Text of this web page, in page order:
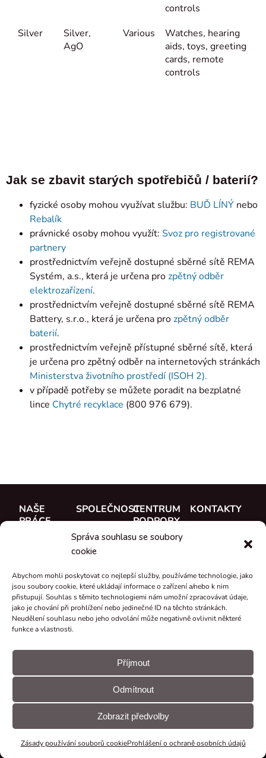
Správa souhlasu se soubory
cookie
Abychom mohli poskytovat co nejlepší služby, používáme technologie, jako
jsou soubory cookie, které ukládají informace o zařízení a/nebo k nim
přistupují. Souhlas s těmito technologiemi nám umožní zpracovávat údaje,
jako je chování při prohlížení nebo jedinečné ID na těchto stránkách.
Neudělení souhlasu nebo jeho odvolání může negativně ovlivnit některé
funkce a vlastnosti.
Příjmout
Odmítnout
Zobrazit předvolby
Zásady používání souborů cookieProhlášení o ochraně osobních údajů
controls
Silver
Silver,
AgO
Various
Watches, hearing
aids, toys, greeting
cards, remote
controls
Jak se zbavit starých spotřebičů / baterií?
fyzické osoby mohou využívat službu: BUĎ LÍNÝ nebo
Rebalík
právnické osoby mohou využít: Svoz pro registrované
partnery
prostřednictvím veřejně dostupné sběrné sítě REMA
Systém, a.s., která je určena prozpětný odběr
elektrozařízení.
prostřednictvím veřejně dostupné sběrné sítě REMA
Battery, s.r.o., která je určena prozpětný odběr
baterií.
prostřednictvím veřejně přístupné sběrné sítě, která
je určena pro zpětný odběr na internetových stránkách
Ministerstva životního prostředí (ISOH 2).
v případě potřeby se můžete poradit na bezplatné
lince Chytré recyklace (800 976 679).
NAŠE
PRÁCE
Reference
Co je nového
SPOLEČNOST
Seznamte se
Kariéra
Certifikáty a
prohlášení
a recyklace
Granty a
CENTRUM
PODPORY
Dokumentace
Podpora
KONTAKTY
© CUE, a.s.
Všechna práva
vyhrazena
Předvolby Prohlášení